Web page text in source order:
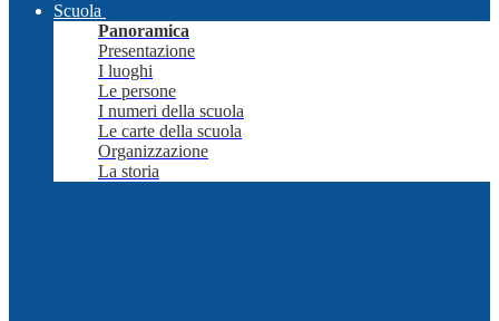
Scuola
Panoramica
Presentazione
I luoghi
Le persone
I numeri della scuola
Le carte della scuola
Organizzazione
La storia